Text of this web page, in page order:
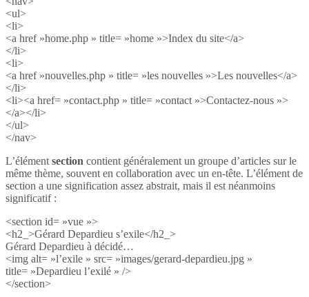
<ul>
<li>
<a href »home.php » title= »home »>Index du site</a>
</li>
<li>
<a href »nouvelles.php » title= »les nouvelles »>Les nouvelles</a>
</li>
<li><a href= »contact.php » title= »contact »>Contactez-nous »>
</a></li>
</ul>
</nav>
L’élément section contient généralement un groupe d’articles sur le
même thème, souvent en collaboration avec un en-tête. L’élément de
section a une signification assez abstrait, mais il est néanmoins
significatif :
<section id= »vue »>
<h2_>Gérard Depardieu s’exile</h2_>
Gérard Depardieu à décidé…
<img alt= »l’exile » src= »images/gerard-depardieu.jpg »
title= »Depardieu l’exilé » />
</section>